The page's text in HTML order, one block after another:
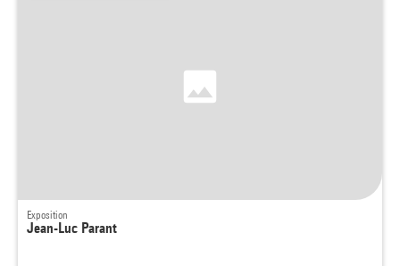
Exposition
Jean-Luc Parant